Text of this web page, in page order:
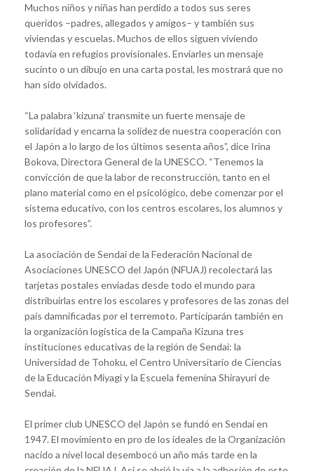
Muchos niños y niñas han perdido a todos sus seres
queridos –padres, allegados y amigos– y también sus
viviendas y escuelas. Muchos de ellos siguen viviendo
todavía en refugios provisionales. Enviarles un mensaje
sucinto o un dibujo en una carta postal, les mostrará que no
han sido olvidados.
“La palabra ‘kizuna’ transmite un fuerte mensaje de
solidaridad y encarna la solidez de nuestra cooperación con
el Japón a lo largo de los últimos sesenta años”, dice Irina
Bokova, Directora General de la UNESCO. “Tenemos la
convicción de que la labor de reconstrucción, tanto en el
plano material como en el psicológico, debe comenzar por el
sistema educativo, con los centros escolares, los alumnos y
los profesores”.
La asociación de Sendai de la Federación Nacional de
Asociaciones UNESCO del Japón (NFUAJ) recolectará las
tarjetas postales enviadas desde todo el mundo para
distribuirlas entre los escolares y profesores de las zonas del
país damnificadas por el terremoto. Participarán también en
la organización logística de la Campaña Kizuna tres
instituciones educativas de la región de Sendai: la
Universidad de Tohoku, el Centro Universitario de Ciencias
de la Educación Miyagi y la Escuela femenina Shirayuri de
Sendai.
El primer club UNESCO del Japón se fundó en Sendai en
1947. El movimiento en pro de los ideales de la Organización
nacido a nivel local desembocó un año más tarde en la